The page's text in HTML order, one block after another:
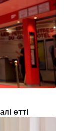
өтті